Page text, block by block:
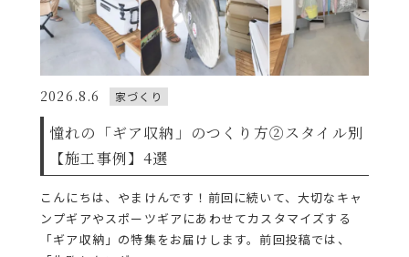
2026.8.6 家づくり
憧れの「ギア収納」のつくり方②スタイル別
【施工事例】4選
こんにちは、やまけんです！前回に続いて、大切なキャ
ンプギアやスポーツギアにあわせてカスタマイズする
「ギア収納」の特集をお届けします。前回投稿では、